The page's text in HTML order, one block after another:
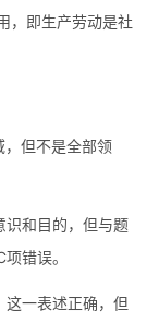
，即生产劳动是社
，但不是全部领
识和目的，但与题
错误。
这一表述正确，但